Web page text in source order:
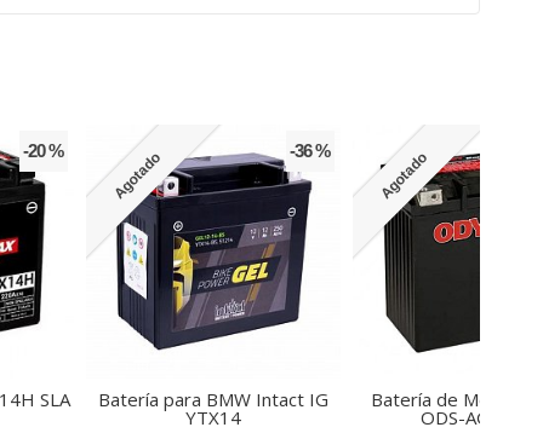
-20 %
SLA
Agotado -36 %
Batería para BMW Intact IG
YTX14
Agotado
Batería de Moto
ODS-AGM14...